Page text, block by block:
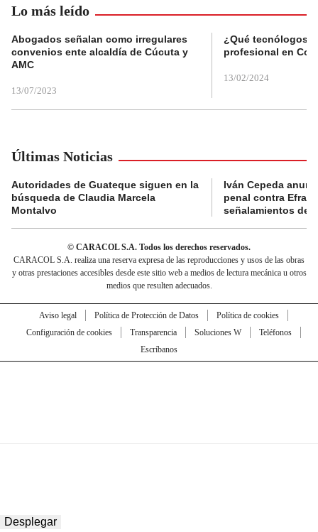
Lo más leído
Abogados señalan como irregulares
convenios ente alcaldía de Cúcuta y
AMC
13/07/2023
¿Qué tecnólogos
profesional en
13/02/2024
Últimas Noticias
Autoridades de Guateque siguen en la
búsqueda de Claudia Marcela
Montalvo
Iván Cepeda
penal contra
señalamientos de
© CARACOL S.A. Todos los derechos reservados.
CARACOL S.A. realiza una reserva expresa de las reproducciones y usos de las obras
y otras prestaciones accesibles desde este sitio web a medios de lectura mecánica u otros
medios que resulten adecuados.
Aviso legal Política de Protección de Datos
Política de cookies
Configuración de cookies
Transparencia Soluciones W
Teléfonos
Escríbanos
Desplegar